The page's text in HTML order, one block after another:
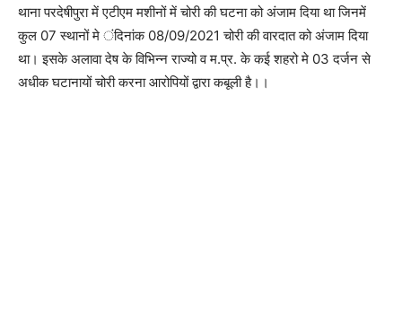
थाना परदेषीपुरा में एटीएम मशीनों में चोरी की घटना को अंजाम दिया था जिनमें
कुल 07 स्थानों मे ंदिनांक 08/09/2021 चोरी की वारदात को अंजाम दिया
था। इसके अलावा देष के विभिन्न राज्यो व म.प्र. के कई शहरो मे 03 दर्जन से
अधीक घटानायों चोरी करना आरोपियों द्वारा कबूली है।।